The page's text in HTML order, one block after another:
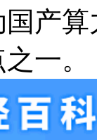
产
一。